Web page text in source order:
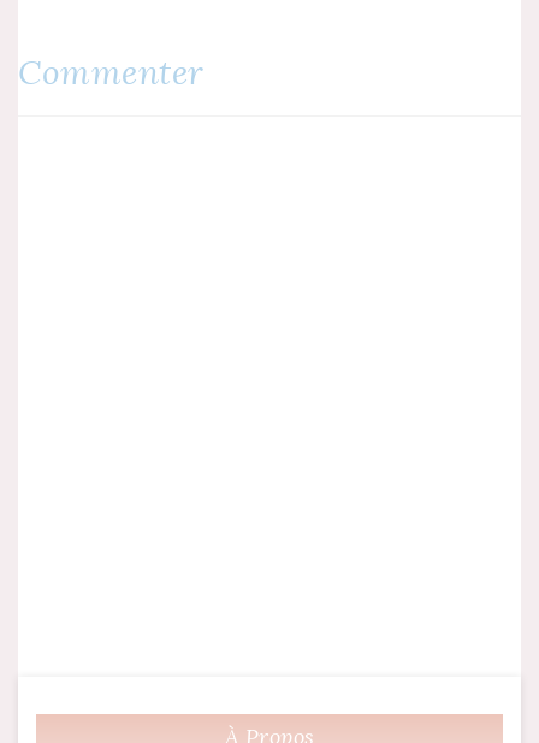
l’article
Commenter
À Propos